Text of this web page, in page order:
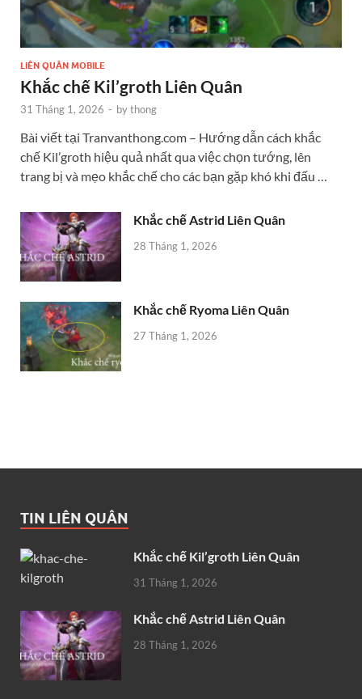
LIÊN QUÂN MOBILE
Khắc chế Kil’groth Liên Quân
31 Tháng 1, 2026 - bythong
Bài viết tại Tranvanthong.com – Hướng dẫn cách khắc
chế Kil’groth hiệu quả nhất qua việc chọn tướng, lên
trang bị và mẹo khắc chế cho các bạn gặp khó khi đấu …
Khắc chế Astrid Liên Quân
28 Tháng 1, 2026
Khắc chế Ryoma Liên Quân
27 Tháng 1, 2026
TIN LIÊN QUÂN
Khắc chế Kil’groth Liên Quân
31 Tháng 1, 2026
Khắc chế Astrid Liên Quân
28 Tháng 1, 2026